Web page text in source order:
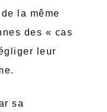
la même
des « cas
leur
sa